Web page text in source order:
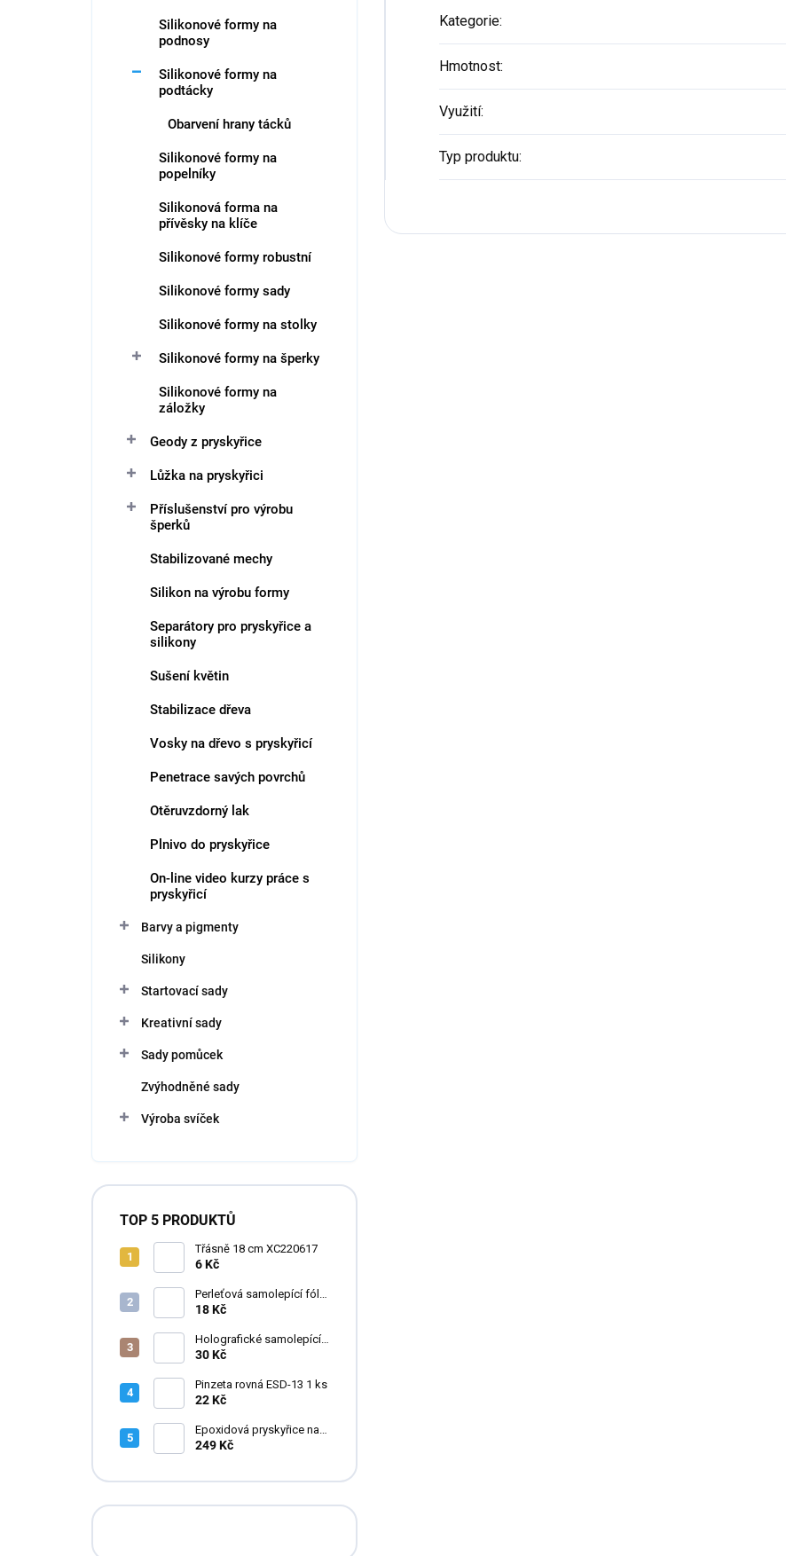
Silikonové formy na
podnosy
Silikonové formy na
podtácky
Obarvení hrany tácků
Silikonové formy na
popelníky
Silikonová forma na
přívěsky na klíče
Silikonové formy robustní
Silikonové formy sady
Silikonové formy na stolky
Silikonové formy na šperky
Silikonové formy na
záložky
Geody z pryskyřice
Lůžka na pryskyřici
Příslušenství pro výrobu
šperků
Stabilizované mechy
Silikon na výrobu formy
Separátory pro pryskyřice a
silikony
Sušení květin
Stabilizace dřeva
Vosky na dřevo s pryskyřicí
Penetrace savých povrchů
Otěruvzdorný lak
Plnivo do pryskyřice
On-line video kurzy práce s
pryskyřicí
Barvy a pigmenty
Silikony
Startovací sady
Kreativní sady
Sady pomůcek
Zvýhodněné sady
Výroba svíček
TOP 5 PRODUKTŮ
Třásně 18 cm XC220617
6 Kč
Perleťová samolepící fólie
do pryskyřice
18 Kč
Holografické samolepící
fólie do pryskyřice
30 Kč
Pinzeta rovná ESD-13 1 ks
22 Kč
Epoxidová pryskyřice na
zalévání květin FLOWERA
249 Kč
Kategorie:
Hmotnost:
Využití:
Typ produktu: